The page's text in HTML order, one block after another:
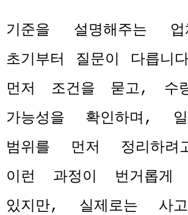
기준을 설명해주는
초기부터 질문이 다릅니
먼저 조건을 묻고, 수
가능성을 확인하며 ,
범위를 먼저 정리하려
이런 과정이 번거롭게
있지만, 실제로는 사